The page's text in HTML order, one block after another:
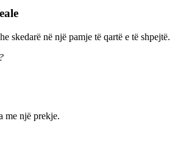
skedarë në një pamje të qartë e të shpejtë.
me një prekje.